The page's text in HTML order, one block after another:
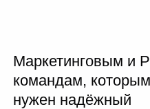
Маркетинговым и
командам, которым
нужен надёжный